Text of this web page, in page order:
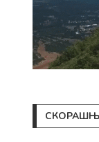
Подела у